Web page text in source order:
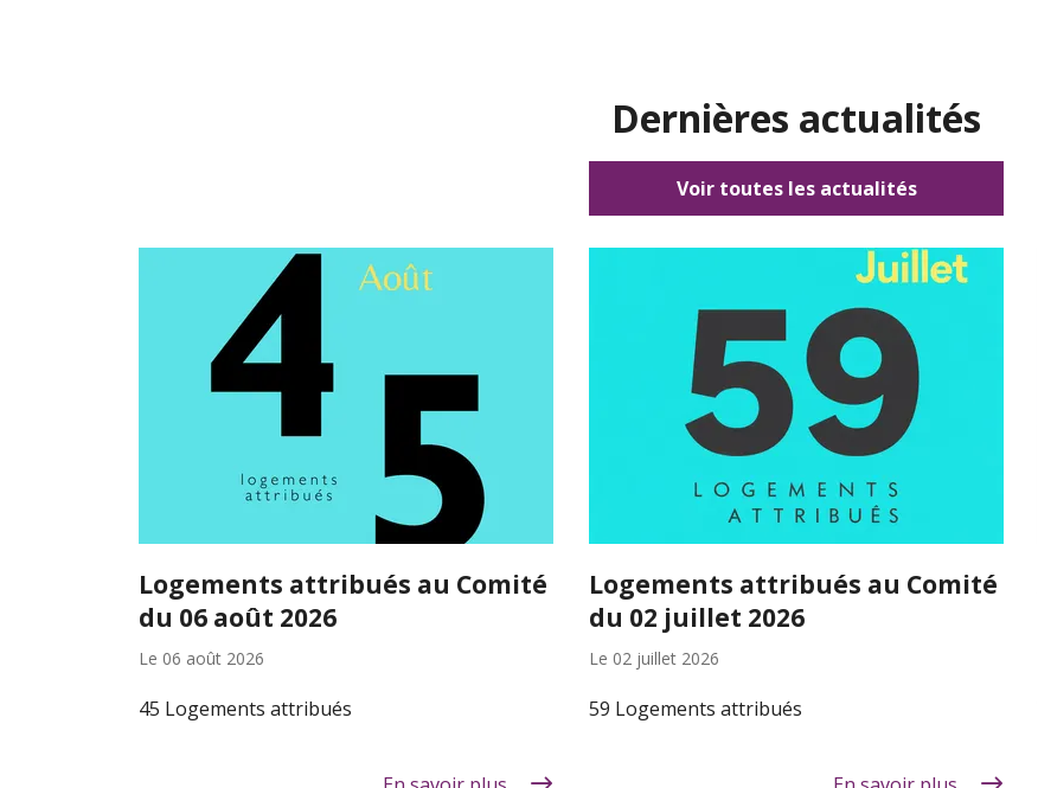
Dernières actualités
Voir toutes les actualités
Logements attribués au Comité
du 06 août 2026
Le 06 août 2026
45 Logements attribués
Logements attribués au Comité
du 02 juillet 2026
Le 02 juillet 2026
59 Logements attribués